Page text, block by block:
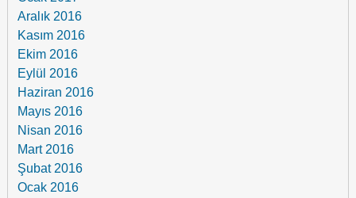
Aralık 2016
Kasım 2016
Ekim 2016
Eylül 2016
Haziran 2016
Mayıs 2016
Nisan 2016
Mart 2016
Şubat 2016
Ocak 2016